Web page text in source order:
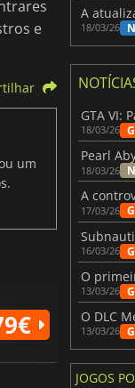
e
um
18/03/26
18/03/26
18/03/26
17/03/26
16/03/26
13/03/26
O DLC
13/03/26
JOGOS